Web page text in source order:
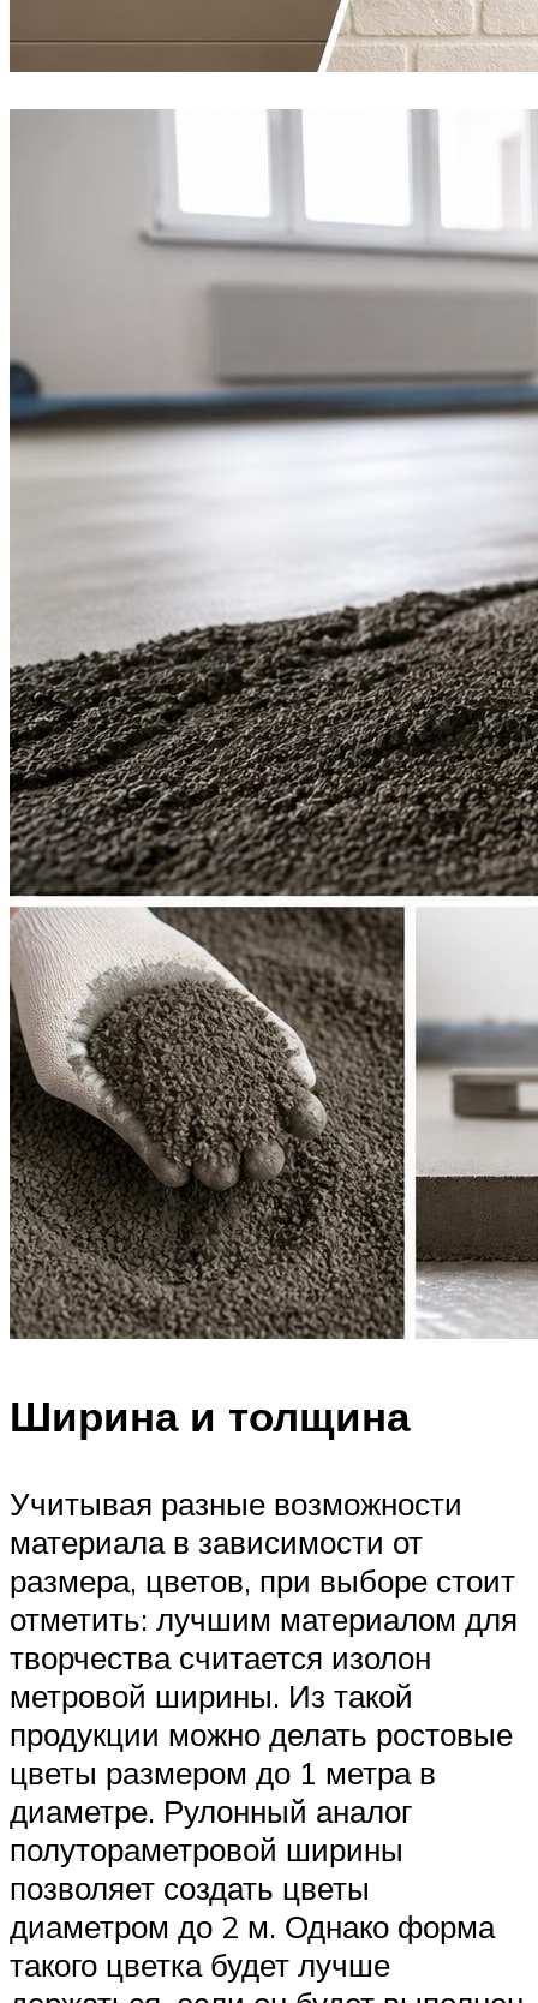
Ширина и толщина
Учитывая разные возможности
материала в зависимости от
размера, цветов, при выборе стоит
отметить: лучшим материалом для
творчества считается изолон
метровой ширины. Из такой
продукции можно делать ростовые
цветы размером до 1 метра в
диаметре. Рулонный аналог
полутораметровой ширины
позволяет создать цветы
диаметром до 2 м. Однако форма
такого цветка будет лучше